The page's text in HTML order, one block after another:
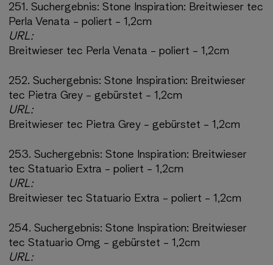
251. Suchergebnis:Stone Inspiration: Breitwieser tec
Perla Venata - poliert - 1,2cm
URL:
Breitwieser tec Perla Venata - poliert - 1,2cm
252. Suchergebnis:Stone Inspiration: Breitwieser
tec Pietra Grey - gebürstet - 1,2cm
URL:
Breitwieser tec Pietra Grey - gebürstet - 1,2cm
253. Suchergebnis:Stone Inspiration: Breitwieser
tec Statuario Extra - poliert - 1,2cm
URL:
Breitwieser tec Statuario Extra - poliert - 1,2cm
254. Suchergebnis:Stone Inspiration: Breitwieser
tec Statuario Omg - gebürstet - 1,2cm
URL: